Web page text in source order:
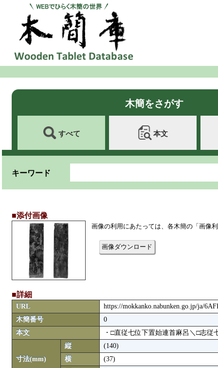
木簡をさがす
すべて 本文
キーワード
■添付画像
画像の利用にあたっては、各木簡の「画像
画像ダウンロード
■詳細
URL
https://mokkanko.nabunken.go.jp/ja/
木簡番号
0
本文
・□直従七位下置始連首麻呂＼□志
寸法(mm)
縦
(140)
横
(37)